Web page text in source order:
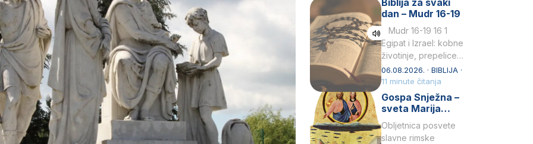
Petar u svojoj
drugoj…
Biblija za svaki
dan – Mudr 16-19
Mudr 16-19 16 1
Egipat i Izrael: kobne
životinje, prepelice
Zato bijahu
primjereno kažnjeni
sličnim životinjamai
mučeni mnoštvom
06.08.2026. · BIBLIJA ·
11 minute čitanja
Gospa Snježna –
sveta Marija
Velika, zaštitnica
rimske bazilike
Obljetnica posvete
slavne rimske